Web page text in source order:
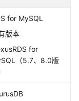
for MySQL
版本
for
（5.7、8.0版